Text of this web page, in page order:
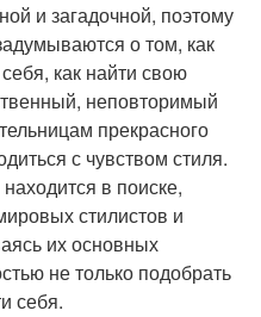
и загадочной, поэтому
о том, как
как найти свою
неповторимый
прекрасного
с чувством стиля.
в поиске,
стилистов и
их основных
не только подобрать
себя.